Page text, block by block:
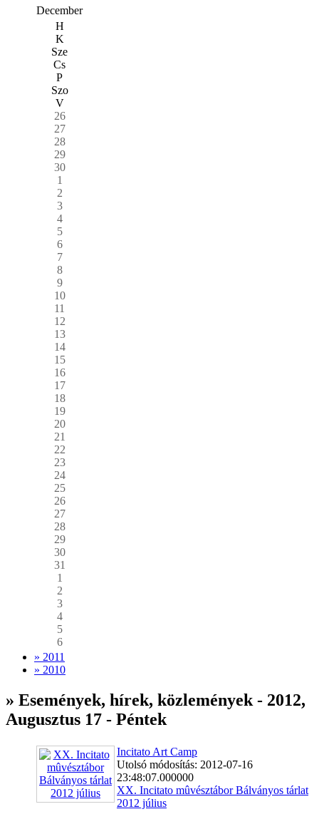
December
H
K
Sze
Cs
P
Szo
V
26
27
28
29
30
1
2
3
4
5
6
7
8
9
10
11
12
13
14
15
16
17
18
19
20
21
22
23
24
25
26
27
28
29
30
31
1
2
3
4
5
6
» 2011
» 2010
» Események, hírek, közlemények - 2012,
Augusztus 17 - Péntek
Incitato Art Camp
Utolsó módosítás: 2012-07-16
23:48:07.000000
XX. Incitato mûvésztábor Bálványos tárlat
2012 július